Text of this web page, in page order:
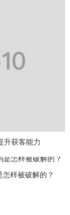
升获客能力
样被破解的？